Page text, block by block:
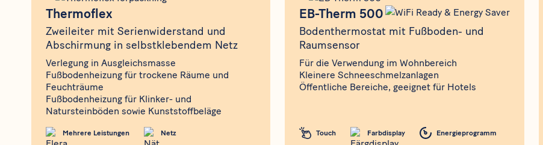
Thermoflex
Zweileiter mit Serienwiderstand und
Abschirmung in selbstklebendem Netz
Verlegung in Ausgleichsmasse
Fußbodenheizung für trockene Räume und
Feuchträume
Fußbodenheizung für Klinker- und
Natursteinböden sowie Kunststoffbeläge
Mehrere Leistungen Netz
EB-Therm 500
Bodenthermostat mit Fußboden- und
Raumsensor
Für die Verwendung im Wohnbereich
Kleinere Schneeschmelzanlagen
Öffentliche Bereiche, geeignet für Hotels
Touch Farbdisplay Energieprogramm